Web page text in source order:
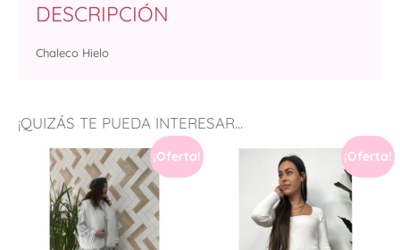
¡QUIZÁS TE PUEDA INTERESAR...
¡Oferta! ¡Oferta!
DESCRIPCIÓN
Chaleco Hielo